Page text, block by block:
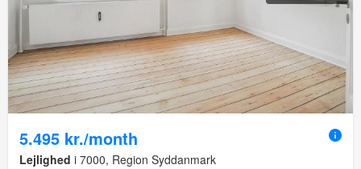
5.495 kr./month
Lejlighed i 7000, Region Syddanmark